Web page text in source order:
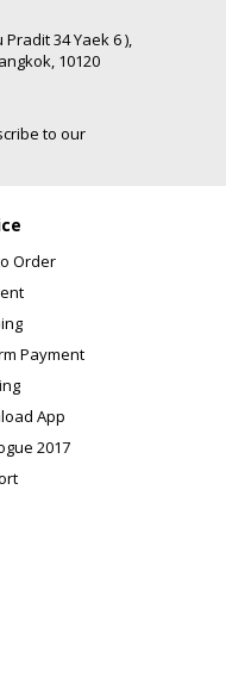
34 Yaek 6 ),
10120
to our
Order
Payment
App
2017